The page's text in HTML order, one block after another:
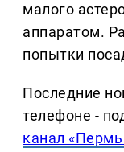
малого
аппаратом.
попытки
Последние
телефоне -
канал